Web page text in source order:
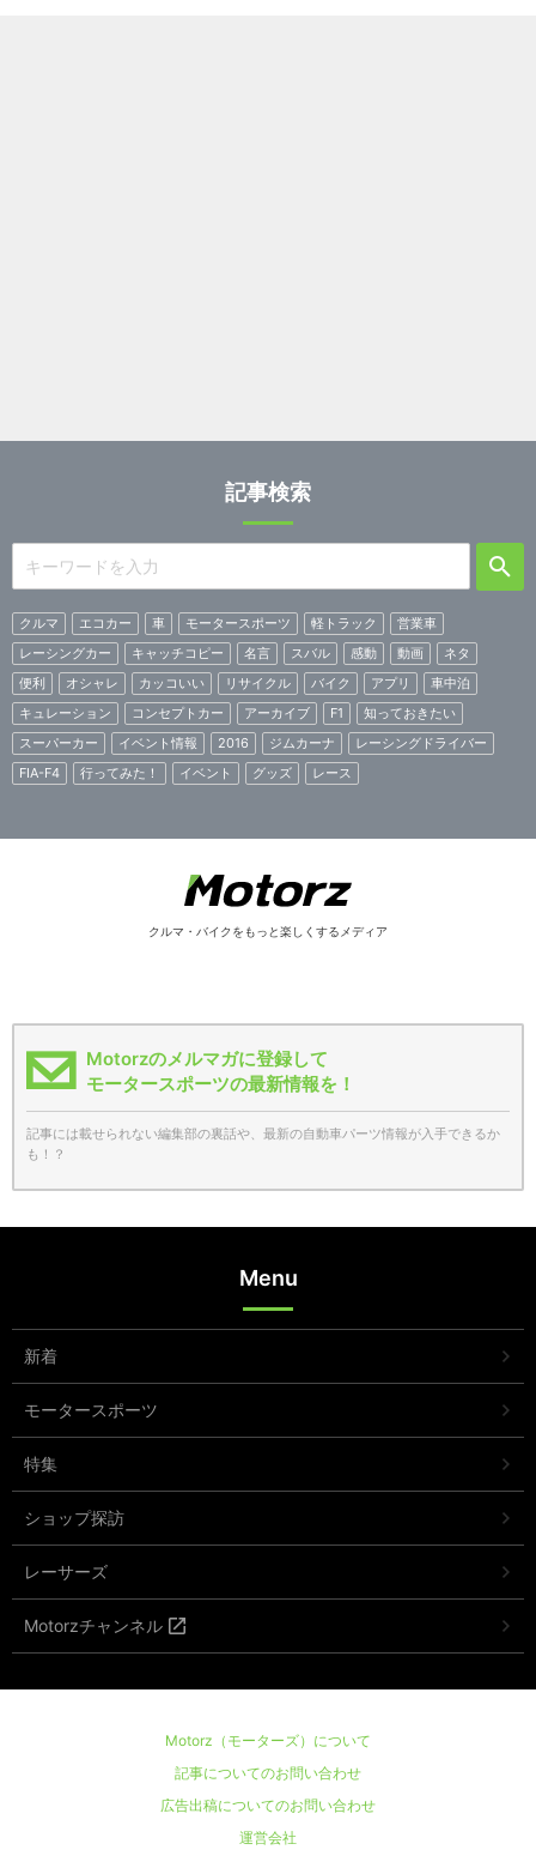
記事検索
クルマ エコカー 車 モータースポーツ 軽トラック
営業車
レーシングカー
キャッチコピー 名言 スバル 感動 動画
ネタ
便利
オシャレ カッコいい リサイクル バイク アプリ
車中泊
キュレーション
コンセプトカー アーカイブ F1
知っておきたい
スーパーカー
イベント情報 2016 ジムカーナ
レーシングドライバー
FIA-F4
行ってみた！ イベント グッズ レース
クルマ・バイクをもっと楽しくするメディア
Motorzのメルマガに登録して
モータースポーツの最新情報を！
記事には載せられない編集部の裏話や、最新の自動車パーツ情報が入手できるか
も！？
Menu
新着
モータースポーツ
特集
ショップ探訪
レーサーズ
Motorzチャンネル
Motorz（モーターズ）について
記事についてのお問い合わせ
広告出稿についてのお問い合わせ
運営会社